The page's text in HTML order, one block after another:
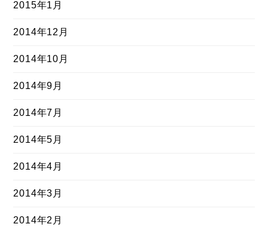
2015年1月
2014年12月
2014年10月
2014年9月
2014年7月
2014年5月
2014年4月
2014年3月
2014年2月